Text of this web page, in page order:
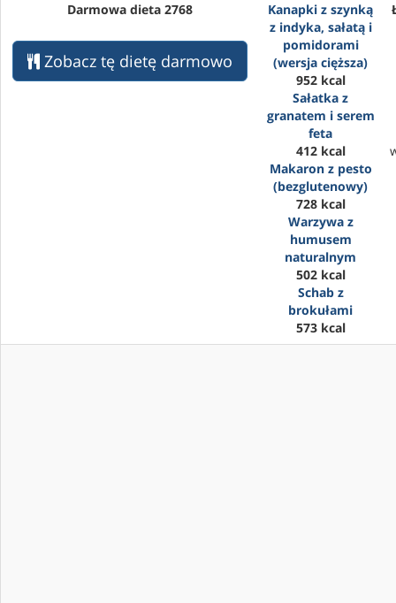
Darmowa dieta 2768
Zobacz tę dietę darmowo
Kanapki z szynką
z indyka, sałatą i
pomidorami
(wersja cięższa)
952 kcal
Sałatka z
granatem i serem
feta
412 kcal
Makaron z pesto
(bezglutenowy)
728 kcal
Warzywa z
humusem
naturalnym
502 kcal
Schab z
brokułami
573 kcal